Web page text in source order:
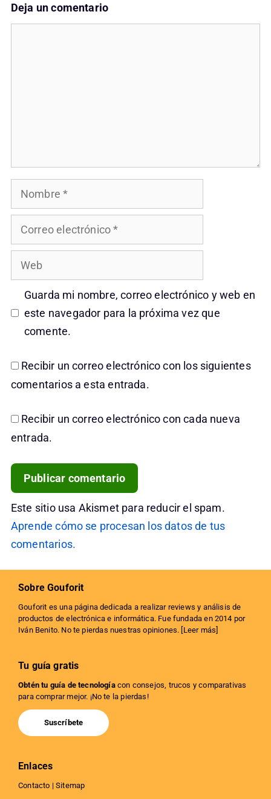
Deja un comentario
Nombre
Correo
electrónico
Web
Guarda mi nombre, correo electrónico y web en
este navegador para la próxima vez que
comente.
Recibir un correo electrónico con los siguientes
comentarios a esta entrada.
Recibir un correo electrónico con cada nueva
entrada.
Este sitio usa Akismet para reducir el spam.
Aprende cómo se procesan los datos de tus
comentarios.
Sobre Gouforit
Gouforit es una página dedicada a realizar reviews y análisis de
productos de electrónica e informática. Fue fundada en 2014 por
Iván Benito. No te pierdas nuestras opiniones. [ Leer más
Tu guía gratis
Obtén tu guía de tecnologíacon consejos, trucos y comparativas
para comprar mejor. ¡No te la pierdas!
Suscríbete
Enlaces
Contacto | Sitemap